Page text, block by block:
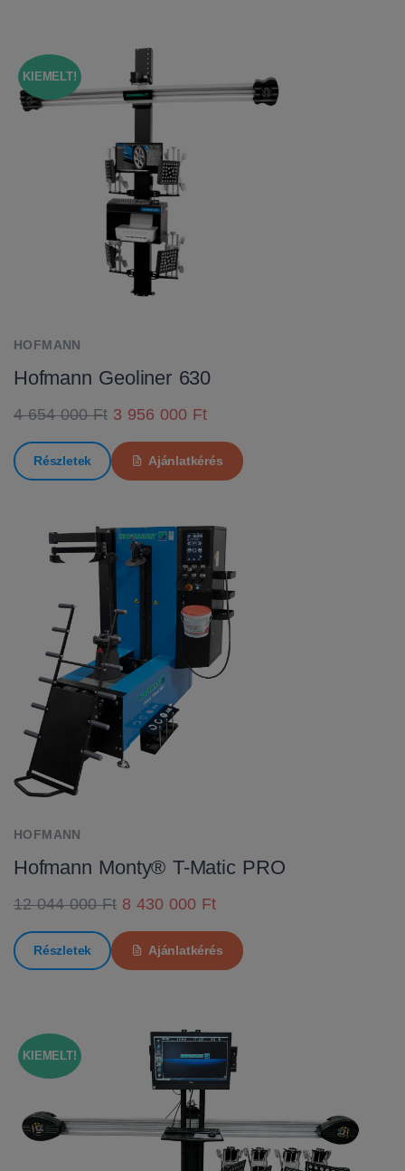
KIEMELT!
HOFMANN
Hofmann Geoliner 630
4 654 000 Ft 3 956 000 Ft
Részletek Ajánlatkérés
HOFMANN
Hofmann Monty® T-Matic PRO
12 044 000 Ft 8 430 000 Ft
Részletek Ajánlatkérés
KIEMELT!